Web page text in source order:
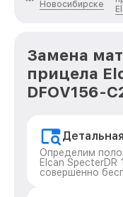
Новосибирске
Замена
прицела
DFOV156-
Определим
Elcan SpecterDR
совершенно